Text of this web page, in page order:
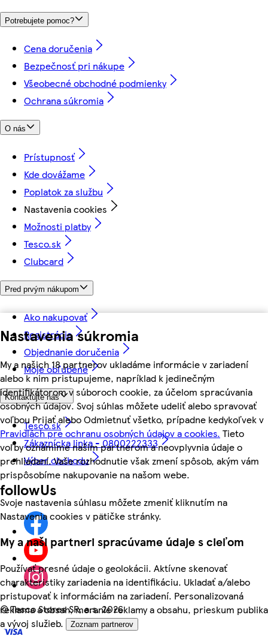
Nastavenia súkromia
My a našich 18 partnerov ukladáme informácie v zariadení
alebo k nim pristupujeme, napríklad k jedinečným
identifikátorom v súboroch cookie, za účelom spracúvania
osobných údajov. Svoj súhlas môžete udeliť alebo spravovať
voľbou Prijať alebo Odmietnuť všetko, prípadne kedykoľvek v
Pravidlách pre ochranu osobných údajov a cookies. Tieto
voľby oznámime našim partnerom a neovplyvnia údaje o
prehliadaní. Vaše rozhodnutie však zmení spôsob, akým vám
prispôsobíme nakupovanie na našom webe.
Svoje nastavenia súhlasu môžete zmeniť kliknutím na
Nastavenia cookies v pätičke stránky.
My a naši partneri spracúvame údaje s cieľom
Používať presné údaje o geolokácii. Aktívne skenovať
charakteristiky zariadenia na identifikáciu. Ukladať a/alebo
pristupovať k informáciám na zariadení. Personalizovaná
reklama a obsah, meranie reklamy a obsahu, prieskum publika
a vývoj služieb.
Zoznam partnerov
Potrebujete pomoc?
Cena doručenia
Bezpečnosť pri nákupe
Všeobecné obchodné podmienky
Ochrana súkromia
O nás
Prístupnosť
Kde dovážame
Poplatok za službu
Nastavenia cookies
Možnosti platby
Tesco.sk
Clubcard
Pred prvým nákupom
Ako nakupovať
Registrácia
Objednanie doručenia
Moje obľúbené
Kontaktujte nás
Tesco.sk
Zákaznícka linka - 0800222333
Výber obchodu
followUs
©Tesco Stores SR, a.s. 2026